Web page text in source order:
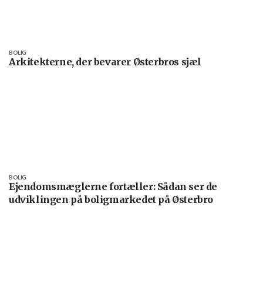
Arkitekterne, der bevarer Østerbros sjæl
BOLIG
Ejendomsmæglerne fortæller: Sådan ser de
udviklingen på boligmarkedet på Østerbro
BOLIG